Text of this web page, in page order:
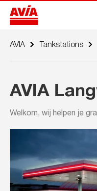
AVIA Tankstations
AVIA
Welkom, wij helpen je